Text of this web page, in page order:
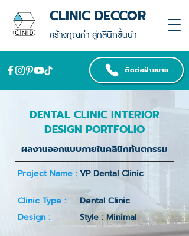
สร้างคุณค่า สู่คลินิกชั้นนำ
CLINIC DECCOR
ติดต่อฝ่ายขาย
DENTAL CLINIC INTERIOR
DESIGN PORTFOLIO
ผลงานออกแบบภายในคลินิกทันตกรรม
Project Name :VP Dental Clinic
Clinic Type :
Dental Clinic
Design :
Style : Minimal